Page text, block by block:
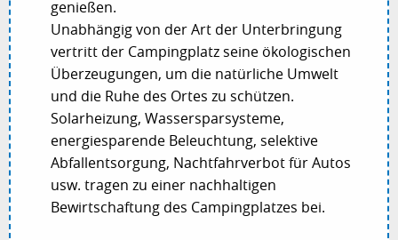
genießen.
Unabhängig von der Art der Unterbringung
vertritt der Campingplatz seine ökologischen
Überzeugungen, um die natürliche Umwelt
und die Ruhe des Ortes zu schützen.
Solarheizung, Wassersparsysteme,
energiesparende Beleuchtung, selektive
Abfallentsorgung, Nachtfahrverbot für Autos
usw. tragen zu einer nachhaltigen
Bewirtschaftung des Campingplatzes bei.